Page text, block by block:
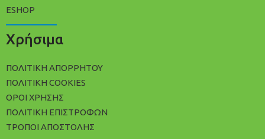
ESHOP
Χρήσιμα
ΠΟΛΙΤΙΚΉ ΑΠΟΡΡΉΤΟΥ
ΠΟΛΊΤΙΚΗ COOKIES
ΌΡΟΙ ΧΡΉΣΗΣ
ΠΟΛΙΤΙΚΉ ΕΠΙΣΤΡΟΦΏΝ
ΤΡΌΠΟΙ ΑΠΟΣΤΟΛΉΣ